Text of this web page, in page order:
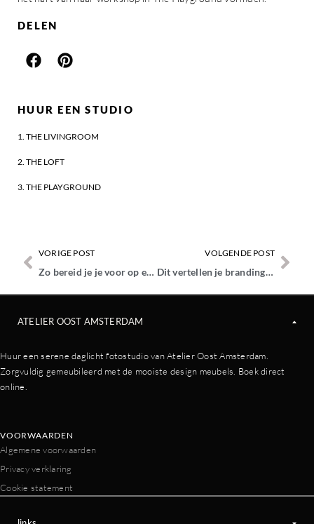
DELEN
HUUR EEN STUDIO
1. THE LIVINGROOM
2. THE LOFT
3. THE PLAYGROUND
VORIGE POST
Zo bereid je je voor op een branding shoot in een daglichtstudio
VOLGENDE POST
Dit vertellen je brandingfoto’s over jouw merk (zonder woorden)
ATELIER OOST AMSTERDAM
Huur een serene daglicht fotostudio van Atelier Oost Amsterdam.
Zorgvuldig gemeubileerd met de mooiste design meubels. Boek direct
online.
VOORWAARDEN
Algemene voorwaarden
Privacy verklaring
Cookie statement